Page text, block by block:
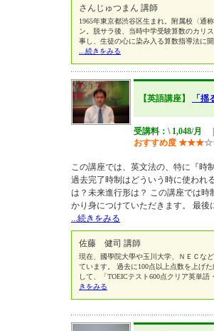
さんじゅつまん 講師
1965年東京都渋谷区生まれ。附属校〈通
ン。脱サラ後、当時中学受験算数のカリ
事し、生徒の心に染み入る算数指導法に
...続きをみる
【英語講座】 「揺
受講料：\ 1,048/月
おすすめ度 ★★★☆
この講座では、英文法の、特に『時
過去完了時制はどういう時に使われ
は？未来進行形は？ この講座では時
かり身につけていただきます。 最後
...続きをみる
佐藤 健司 講師
現在、國學院大學や玉川大学、ＮＥＣな
ています。 過去に100点以上点数を上げ
して、「TOEICテスト600点クリア英単語
きをみる